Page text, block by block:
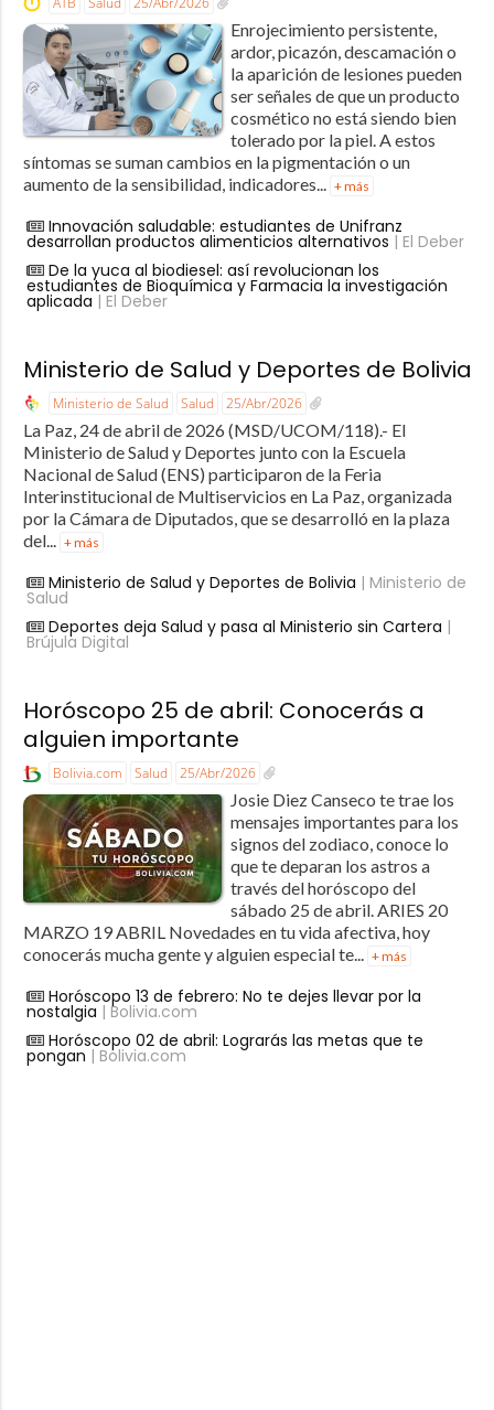
Enrojecimiento persistente,
ardor, picazón, descamación o
la aparición de lesiones pueden
ser señales de que un producto
cosmético no está siendo bien
tolerado por la piel. A estos
síntomas se suman cambios en la pigmentación o un
aumento de la sensibilidad, indicadores... + más
Innovación saludable: estudiantes de Unifranz
desarrollan productos alimenticios alternativos | El Deber
De la yuca al biodiesel: así revolucionan los
estudiantes de Bioquímica y Farmacia la investigación
aplicada | El Deber
Ministerio de Salud y Deportes de Bolivia
Ministerio de Salud Salud 25/Abr/2026
La Paz, 24 de abril de 2026 (MSD/UCOM/118).- El
Ministerio de Salud y Deportes junto con la Escuela
Nacional de Salud (ENS) participaron de la Feria
Interinstitucional de Multiservicios en La Paz, organizada
por la Cámara de Diputados, que se desarrolló en la plaza
del... + más
Ministerio de Salud y Deportes de Bolivia | Ministerio de
Salud
Deportes deja Salud y pasa al Ministerio sin Cartera |
Brújula Digital
Horóscopo 25 de abril: Conocerás a
alguien importante
Bolivia.com Salud 25/Abr/2026
Josie Diez Canseco te trae los
mensajes importantes para los
signos del zodiaco, conoce lo
que te deparan los astros a
través del horóscopo del
sábado 25 de abril. ARIES 20
MARZO 19 ABRIL Novedades en tu vida afectiva, hoy
conocerás mucha gente y alguien especial te... + más
Horóscopo 13 de febrero: No te dejes llevar por la
nostalgia | Bolivia.com
Horóscopo 02 de abril: Lograrás las metas que te
pongan | Bolivia.com